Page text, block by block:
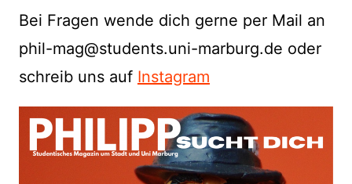
Bei Fragen wende dich gerne per Mail an
phil-mag@students.uni-marburg.de oder
schreib uns auf Instagram